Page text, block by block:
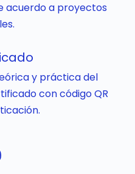
acuerdo a proyectos
y práctica del
con código QR